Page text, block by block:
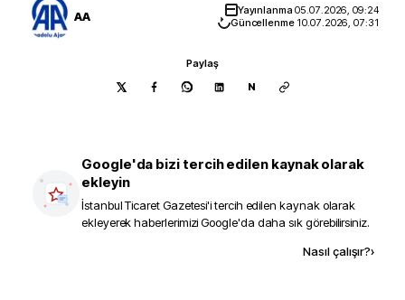
AA Yayınlanma05.07.2026, 09:24
Güncellenme 10.07.2026, 07:31
Paylaş
N
Google'da bizi tercih edilen kaynak olarak
ekleyin
İstanbul Ticaret Gazetesi'i tercih edilen kaynak olarak
ekleyerek haberlerimizi Google'da daha sık görebilirsiniz.
Nasıl çalışır?›